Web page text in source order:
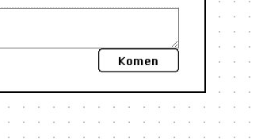
Komen